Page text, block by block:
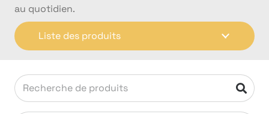
au quotidien.
Liste des produits